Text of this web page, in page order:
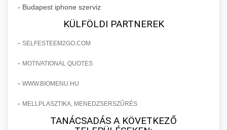
- Budapest iphone szerviz
KÜLFÖLDI PARTNEREK
- SELFESTEEM2GO.COM
- MOTIVATIONAL QUOTES
- WWW.BIOMENU.HU
- MELLPLASZTIKA, MENEDZSERSZŰRÉS
TANÁCSADÁS A KÖVETKEZŐ